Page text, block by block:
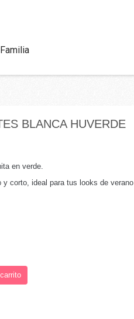
Familia
BLANCA HUVERDE
en verde.
corto, ideal para tus looks de